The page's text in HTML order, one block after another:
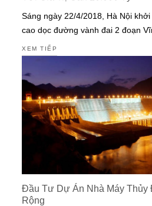
Sáng ngày 22/4/2018, Hà Nội
cao dọc đường vành đai 2 đoạn
XEM TIẾP
Đầu Tư Dự Án Nhà Máy Thủy
Rộng